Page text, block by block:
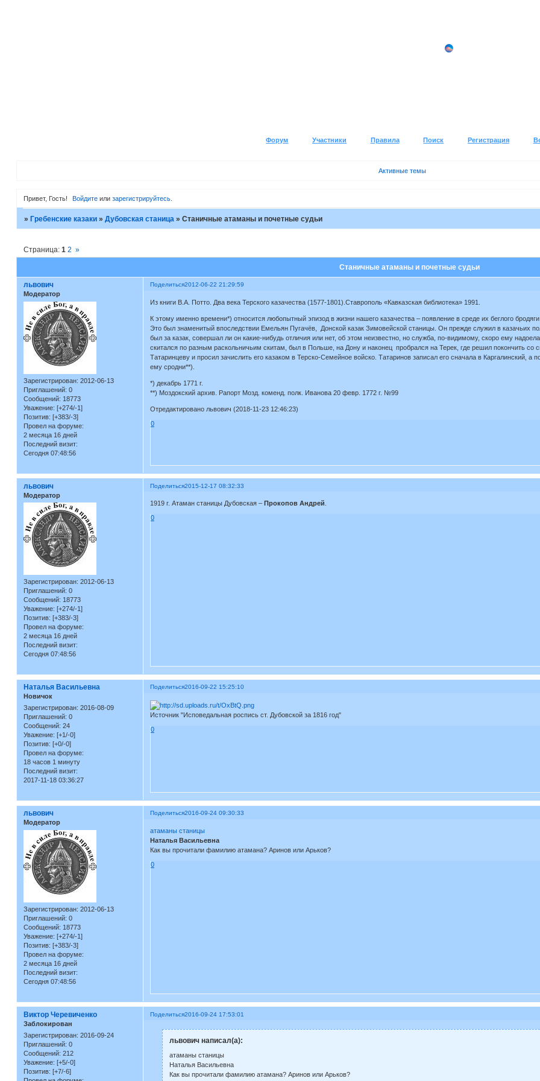
Форум Участники Правила Поиск Регистрация
Активные темы
Привет, Гость! Войдите илизарегистрируйтесь
» Гребенские казаки » Дубовская станица » Станичные атаманы и почетные судьи
Станичные атаманы и почетные судьи
Страница: 1 2 »
Поделиться2012-06-22 21:29:59
львович
Модератор
Зарегистрирован: 2012-06-13
Приглашений: 0
Сообщений: 18773
Уважение: [+274/-1]
Позитив: [+383/-3]
Провел на форуме:
2 месяца 16 дней
Последний визит:
Сегодня 07:48:56
Из книги В.А. Потто. Два века Терского казачества (1577-1801).Ставрополь «Кавказская библиотека» 1991.
К этому именно времени*) относится любопытный эпизод в жизни нашего казачества – появление в среде их беглого
Это был знаменитый впоследствии Емельян Пугачёв, Донской казак Зимовейской станицы. Он прежде служил в казачьих
был за казак, совершал ли он какие-нибудь отличия или нет, об этом неизвестно, но служба, по-видимому, скоро ему
скитался по разным раскольничьим скитам, был в Польше, на Дону и наконец пробрался на Терек, где решил покончить
Татаринцеву и просил зачислить его казаком в Терско-Семейное войско. Татаринов записал его сначала в Каргалинский,
ему сродни**).
*) декабрь 1771 г.
**) Моздокский архив. Рапорт Мозд. коменд. полк. Иванова 20 февр. 1772 г. №99
Отредактировано львович (2018-11-23 12:46:23)
0
Поделиться2015-12-17 08:32:33
львович
Модератор
Зарегистрирован: 2012-06-13
Приглашений: 0
Сообщений: 18773
Уважение: [+274/-1]
Позитив: [+383/-3]
Провел на форуме:
2 месяца 16 дней
Последний визит:
Сегодня 07:48:56
1919 г. Атаман станицы Дубовская – Прокопов Андрей
0
Поделиться2016-09-22 15:25:10
Наталья Васильевна
Новичок
Зарегистрирован: 2016-08-09
Приглашений: 0
Сообщений: 24
Уважение: [+1/-0]
Позитив: [+0/-0]
Провел на форуме:
18 часов 1 минуту
Последний визит:
2017-11-18 03:36:27
Источник "Исповедальная роспись ст. Дубовской за 1816 год"
0
Поделиться2016-09-24 09:30:33
львович
Модератор
Зарегистрирован: 2012-06-13
Приглашений: 0
Сообщений: 18773
Уважение: [+274/-1]
Позитив: [+383/-3]
Провел на форуме:
2 месяца 16 дней
Последний визит:
Сегодня 07:48:56
атаманы станицы
Наталья Васильевна
Как вы прочитали фамилию атамана? Аринов или Арьков?
0
Поделиться2016-09-24 17:53:01
Виктор Черевиченко
Заблокирован
Зарегистрирован: 2016-09-24
Приглашений: 0
Сообщений: 212
Уважение: [+5/-0]
Позитив: [+7/-6]
львович написал(а):
атаманы станицы
Наталья Васильевна
Как вы прочитали фамилию атамана? Аринов или Арьков?